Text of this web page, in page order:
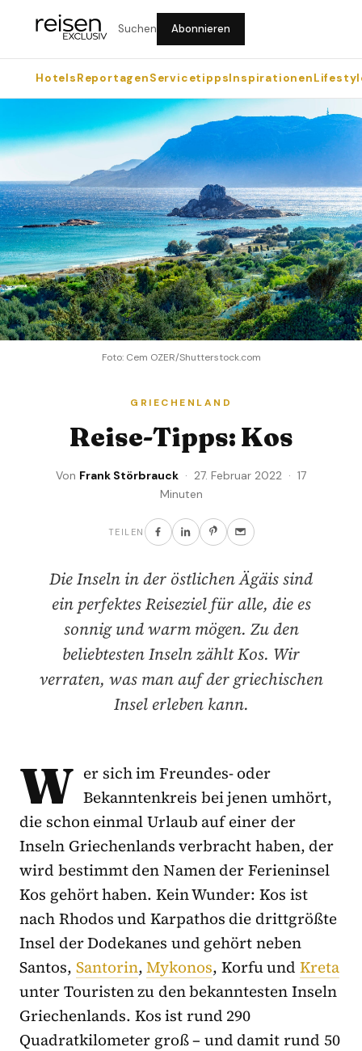
Suchen Abonnieren
HotelsReportagenServicetippsInspirationen
Foto: Cem OZER/Shutterstock.com
GRIECHENLAND
Reise-Tipps: Kos
Von Frank Störbrauck · 27. Februar 2022 · 17
Minuten
TEILEN
Die Inseln in der östlichen Ägäis sind
ein perfektes Reiseziel für alle, die es
sonnig und warm mögen. Zu den
beliebtesten Inseln zählt Kos. Wir
verraten, was man auf der griechischen
Insel erleben kann.
W er sich im Freundes- oder
Bekanntenkreis bei jenen umhört,
die schon einmal Urlaub auf einer der
Inseln Griechenlands verbracht haben, der
wird bestimmt den Namen der Ferieninsel
Kos gehört haben. Kein Wunder: Kos ist
nach Rhodos und Karpathos die drittgrößte
Insel der Dodekanes und gehört neben
Santos, Santorin,Mykonos, Korfu undKreta
unter Touristen zu den bekanntesten Inseln
Griechenlands. Kos ist rund 290
Quadratkilometer groß – und damit rund 50